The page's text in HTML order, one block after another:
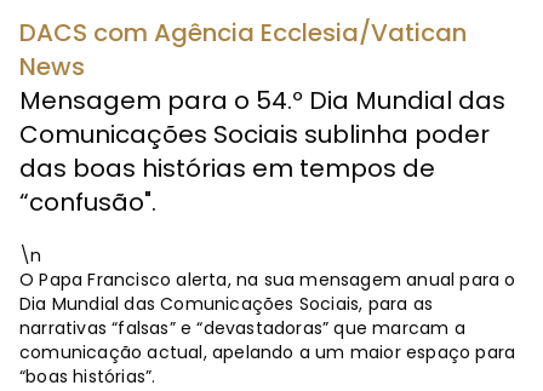
DACS com Agência Ecclesia/Vatican
News
Mensagem para o 54.º Dia Mundial das
Comunicações Sociais sublinha poder
das boas histórias em tempos de
“confusão".
\n
O Papa Francisco alerta, na sua mensagem anual para o
Dia Mundial das Comunicações Sociais, para as
narrativas “falsas” e “devastadoras” que marcam a
comunicação actual, apelando a um maior espaço para
“boas histórias”.